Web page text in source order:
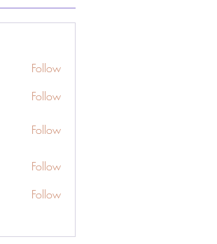
Follow
Follow
Follow
Follow
Follow